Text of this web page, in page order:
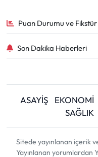
Puan Durumu ve Fikstür
Son Dakika Haberleri
ASAYİŞ EKONOMİ
SAĞLIK
Sitede yayınlanan içerik
Yayınlanan yorumlardan